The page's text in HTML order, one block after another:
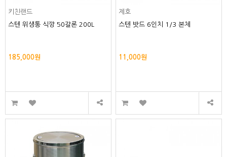
키친랜드
스텐 위생통 식깡 50갈론 200L
185,000원
제호
스텐 밧드 6인치 1/3 본체
11,000원